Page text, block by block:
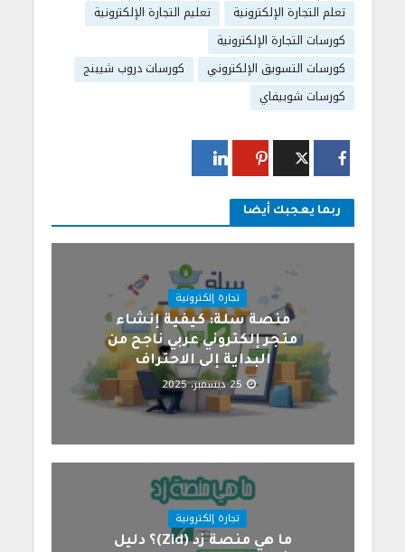
تعلم التجارة الإلكترونية
تعليم التجارة الإلكترونية
كورسات التجارة الإلكترونية
كورسات التسويق الإلكتروني
كورسات دروب شيبنج
كورسات شوبيفاي
ربما يعجبك أيضا
تجارة إلكترونية
منصة سلة: كيفية إنشاء
متجر إلكتروني عربي ناجح من
البداية إلى الاحتراف
25 ديسمبر، 2025
تجارة إلكترونية
ما هي منصة زد (Zid)؟ دليل